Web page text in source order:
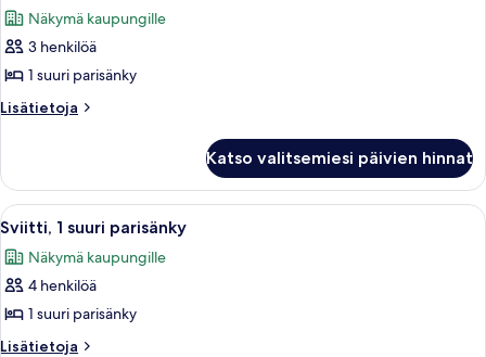
Näkymä kaupungille
3 henkilöä
1 suuri parisänky
Lisätietoja
Lisätietoja
suuri
parisänky
Katso valitsemiesi päivien hinnat
Avaa
kaikki
huonetyypin
Sviitti,
1
suuri
Hotellihuone, jossa on sänky, tuoli,
6
Sviitti, 1 suuri parisänky
Näkymä kaupungille
4 henkilöä
1 suuri parisänky
Lisätietoja
Lisätietoja